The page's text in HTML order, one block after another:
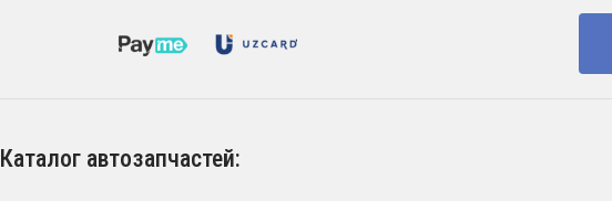
Каталог автозапчастей: